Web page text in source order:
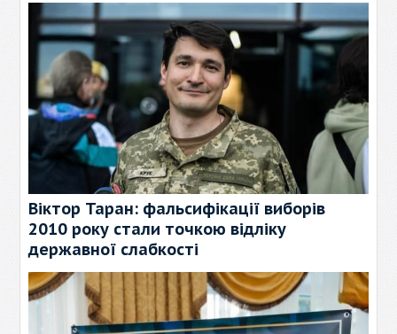
Віктор Таран: фальсифікації виборів
2010 року стали точкою відліку
державної слабкості